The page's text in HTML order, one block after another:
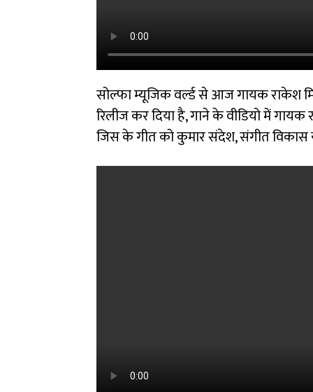
सोल्फा म्यूजिक वर्ल्ड से आज गायक राकेश
रिलीज कर दिया है, गाने के वीडियो में
जिस के गीत को कुमार संदेश, संगीत विकास